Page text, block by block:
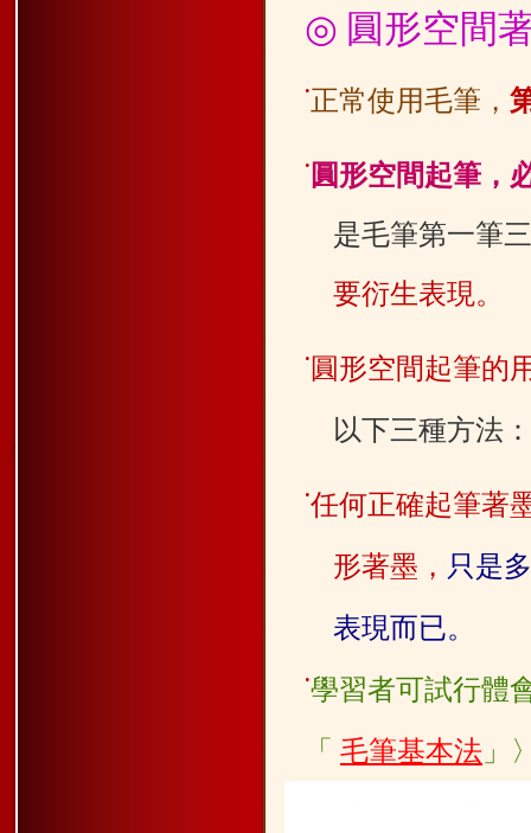
◎ 圓形空間
˙正常使用毛筆，
˙圓形空間起筆，
是毛筆第一筆
要衍生表現。
˙圓形空間起筆的
以下三種方法
˙任何正確起筆著
形著墨， 只是多
表現而已。
˙學習者可試行體
「 毛筆基本法 」